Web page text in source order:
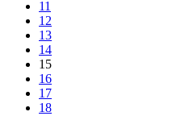
11
12
13
14
15
16
17
18